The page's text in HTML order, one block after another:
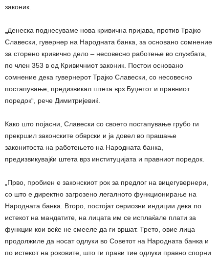
законик.
„Денеска поднесуваме нова кривична пријава, против Трајко
Славески, гувернер на Народната банка, за основано сомнение
за сторено кривично дело – несовесно работење во службата,
по член 353 в од Кривичниот законик. Постои основано
сомнение дека гувернерот Трајко Славески, со несовесно
постапување, предизвикал штета врз Буџетот и правниот
поредок“, рече Димитријевиќ.
Како што појасни, Славески со своето постапување грубо ги
прекршил законските обврски и ја довел во прашање
законитоста на работењето на Народната банка,
предизвикувајќи штета врз институцијата и правниот поредок.
„Прво, пробиен е законскиот рок за предлог на вицегувернери,
со што е директно загрозено легалното функционирање на
Народната банка. Второ, постојат сериозни индиции дека по
истекот на мандатите, на лицата им се исплаќале плати за
функции кои веќе не смееле да ги вршат. Трето, овие лица
продолжиле да носат одлуки во Советот на Народната банка и
по истекот на роковите, што ги прави тие одлуки правно спорни